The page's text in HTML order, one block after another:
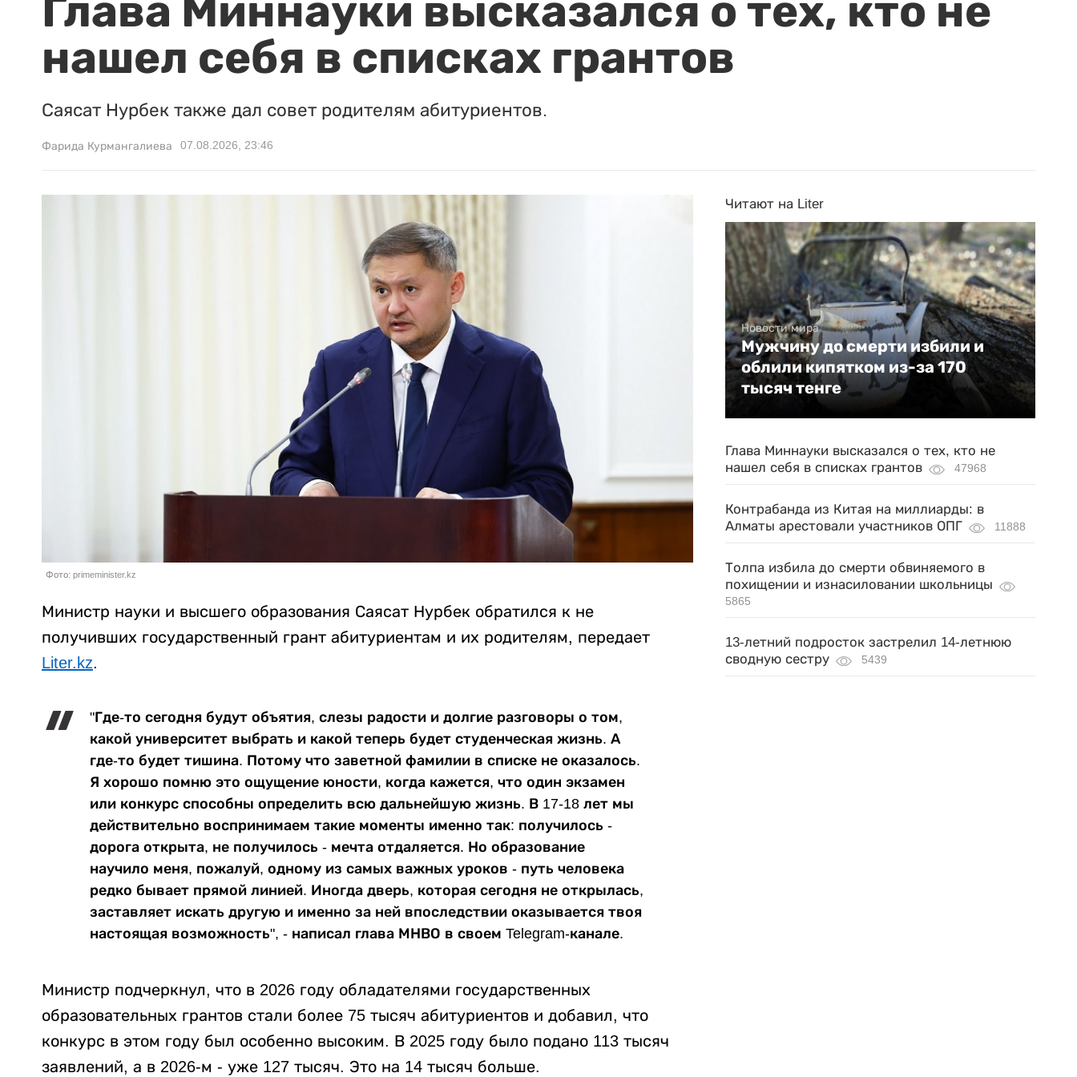
Глава Миннауки высказался о тех, кто не
нашел себя в списках грантов
Саясат Нурбек также дал совет родителям абитуриентов.
Фарида Курмангалиева 07.08.2026, 23:46
Фото: primeminister.kz
Министр науки и высшего образования Саясат Нурбек обратился к не
получивших государственный грант абитуриентам и их родителям, передает
Liter.kz.
"Где-то сегодня будут объятия, слезы радости и долгие разговоры о том,
какой университет выбрать и какой теперь будет студенческая жизнь. А
где-то будет тишина. Потому что заветной фамилии в списке не оказалось.
Я хорошо помню это ощущение юности, когда кажется, что один экзамен
или конкурс способны определить всю дальнейшую жизнь. В 17-18 лет мы
действительно воспринимаем такие моменты именно так: получилось -
дорога открыта, не получилось - мечта отдаляется. Но образование
научило меня, пожалуй, одному из самых важных уроков - путь человека
редко бывает прямой линией. Иногда дверь, которая сегодня не открылась,
заставляет искать другую и именно за ней впоследствии оказывается твоя
настоящая возможность", - написал глава МНВО в своем Telegram-канале.
Министр подчеркнул, что в 2026 году обладателями государственных
образовательных грантов стали более 75 тысяч абитуриентов и добавил, что
конкурс в этом году был особенно высоким. В 2025 году было подано 113 тысяч
заявлений, а в 2026-м - уже 127 тысяч. Это на 14 тысяч больше.
Читают на Liter
Новости мира
Мужчину до смерти избили и
облили кипятком из-за 170
тысяч тенге
Глава Миннауки высказался о тех, кто не
нашел себя в списках грантов
47968
Контрабанда из Китая на миллиарды: в
Алматы арестовали участников ОПГ
11888
Толпа избила до смерти обвиняемого в
похищении и изнасиловании школьницы
5865
13-летний подросток застрелил 14-летнюю
сводную сестру
5439